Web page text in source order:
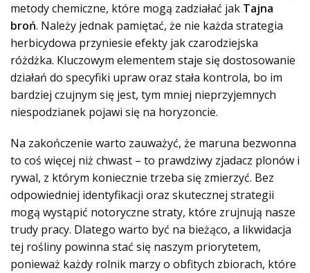
metody chemiczne, które mogą zadziałać jak Tajna
broń. Należy jednak pamiętać, że nie każda strategia
herbicydowa przyniesie efekty jak czarodziejska
różdżka. Kluczowym elementem staje się dostosowanie
działań do specyfiki upraw oraz stała kontrola, bo im
bardziej czujnym się jest, tym mniej nieprzyjemnych
niespodzianek pojawi się na horyzoncie.
Na zakończenie warto zauważyć, że maruna bezwonna
to coś więcej niż chwast – to prawdziwy zjadacz plonów i
rywal, z którym koniecznie trzeba się zmierzyć. Bez
odpowiedniej identyfikacji oraz skutecznej strategii
mogą wystąpić notoryczne straty, które zrujnują nasze
trudy pracy. Dlatego warto być na bieżąco, a likwidacja
tej rośliny powinna stać się naszym priorytetem,
ponieważ każdy rolnik marzy o obfitych zbiorach, które